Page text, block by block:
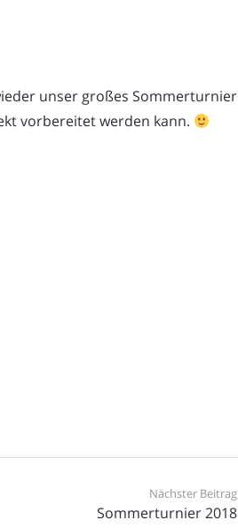
unser großes Sommerturnier
vorbereitet werden kann.
Nächster Beitrag
Sommerturnier 2018